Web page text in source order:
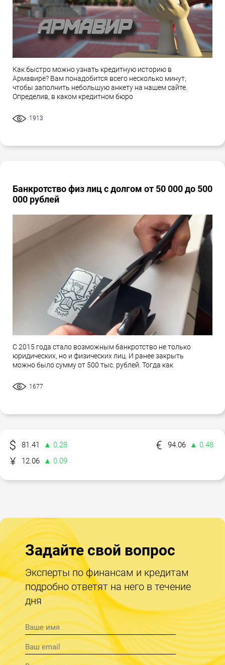
Как быстро можно узнать кредитную историю в
Армавире? Вам понадобится всего несколько минут,
чтобы заполнить небольшую анкету на нашем сайте.
Определив, в каком кредитном бюро
1913
Банкротство физ лиц с долгом от 50 000 до 500
000 рублей
С 2015 года стало возможным банкротство не только
юридических, но и физических лиц. И ранее закрыть
можно было сумму от 500 тыс. рублей. Тогда как
1677
81.41 ▲ 0.28 94.06
▲ 0.48
12.06
▲ 0.09
Задайте свой вопрос
Эксперты по финансам и кредитам
подробно ответят на него в течение
дня